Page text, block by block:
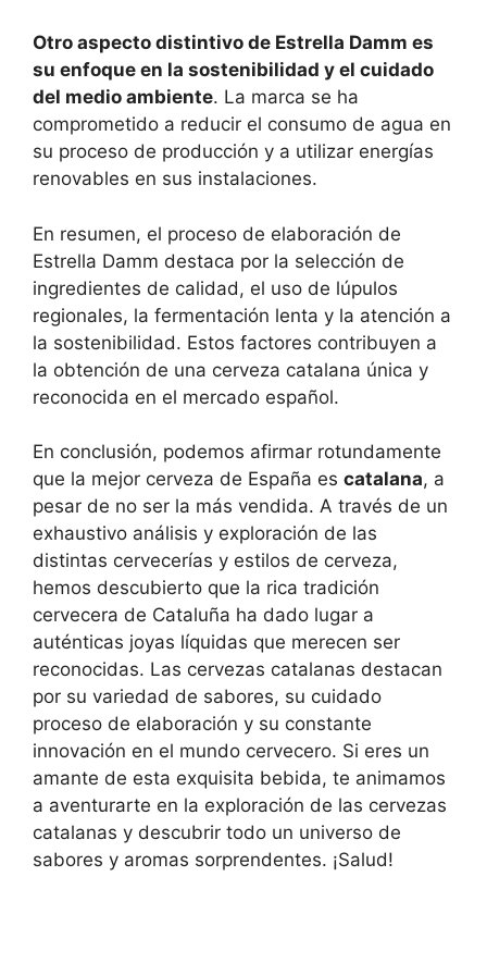
Otro aspecto distintivo de Estrella Damm es
su enfoque en la sostenibilidad y el cuidado
del medio ambiente. La marca se ha
comprometido a reducir el consumo de agua en
su proceso de producción y a utilizar energías
renovables en sus instalaciones.
En resumen, el proceso de elaboración de
Estrella Damm destaca por la selección de
ingredientes de calidad, el uso de lúpulos
regionales, la fermentación lenta y la atención a
la sostenibilidad. Estos factores contribuyen a
la obtención de una cerveza catalana única y
reconocida en el mercado español.
En conclusión, podemos afirmar rotundamente
que la mejor cerveza de España es catalana, a
pesar de no ser la más vendida. A través de un
exhaustivo análisis y exploración de las
distintas cervecerías y estilos de cerveza,
hemos descubierto que la rica tradición
cervecera de Cataluña ha dado lugar a
auténticas joyas líquidas que merecen ser
reconocidas. Las cervezas catalanas destacan
por su variedad de sabores, su cuidado
proceso de elaboración y su constante
innovación en el mundo cervecero. Si eres un
amante de esta exquisita bebida, te animamos
a aventurarte en la exploración de las cervezas
catalanas y descubrir todo un universo de
sabores y aromas sorprendentes. ¡Salud!